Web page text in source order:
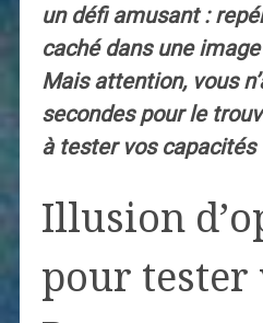
un défi amusant :
caché dans une
Mais attention, vous
secondes pour le
à tester vos capacités
Illusion
pour tester